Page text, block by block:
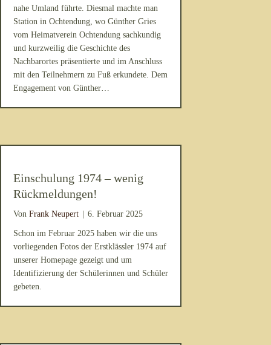
nahe Umland führte. Diesmal machte man
Station in Ochtendung, wo Günther Gries
vom Heimatverein Ochtendung sachkundig
und kurzweilig die Geschichte des
Nachbarortes präsentierte und im Anschluss
mit den Teilnehmern zu Fuß erkundete. Dem
Engagement von Günther…
Einschulung 1974 – wenig
Rückmeldungen!
Von Frank Neupert 6. Februar 2025
Schon im Februar 2025 haben wir die uns
vorliegenden Fotos der Erstklässler 1974 auf
unserer Homepage gezeigt und um
Identifizierung der Schülerinnen und Schüler
gebeten.